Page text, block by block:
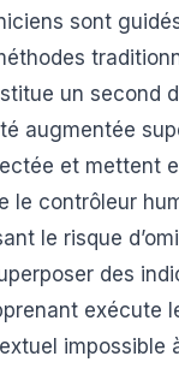
sont
un second
augmentée
et mettent
le contrôleur
le risque
des
exécute
impossible